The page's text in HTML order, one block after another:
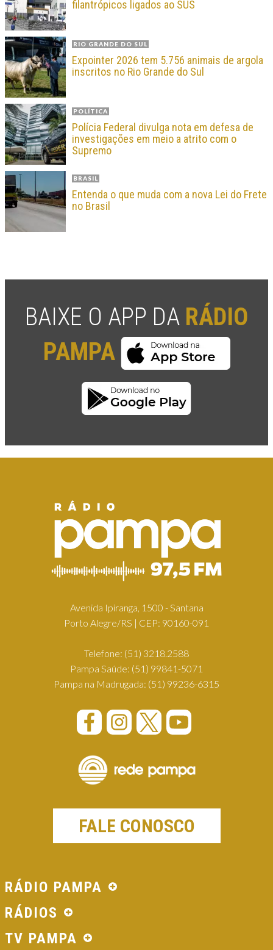
filantrópicos ligados ao SUS
RIO GRANDE DO SUL
Expointer 2026 tem 5.756 animais de argola
inscritos no Rio Grande do Sul
POLÍTICA
Polícia Federal divulga nota em defesa de
investigações em meio a atrito com o
Supremo
BRASIL
Entenda o que muda com a nova Lei do Frete
no Brasil
BAIXE O APP DA RÁDIO
PAMPA
Avenida Ipiranga, 1500 - Santana
Porto Alegre/RS | CEP: 90160-091
Telefone: (51) 3218.2588
Pampa Saúde: (51) 99841-5071
Pampa na Madrugada: (51) 99236-6315
FALE CONOSCO
RÁDIO PAMPA
RÁDIOS
TV PAMPA